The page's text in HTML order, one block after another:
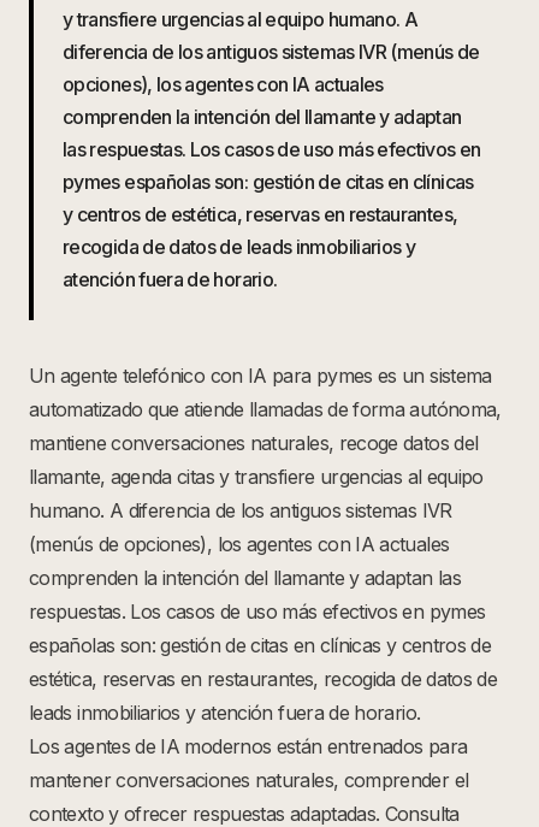
y transfiere urgencias al equipo humano. A
diferencia de los antiguos sistemas IVR (menús de
opciones), los agentes con IA actuales
comprenden la intención del llamante y adaptan
las respuestas. Los casos de uso más efectivos en
pymes españolas son: gestión de citas en clínicas
y centros de estética, reservas en restaurantes,
recogida de datos de leads inmobiliarios y
atención fuera de horario.
Un agente telefónico con IA para pymes es un sistema
automatizado que atiende llamadas de forma autónoma,
mantiene conversaciones naturales, recoge datos del
llamante, agenda citas y transfiere urgencias al equipo
humano. A diferencia de los antiguos sistemas IVR
(menús de opciones), los agentes con IA actuales
comprenden la intención del llamante y adaptan las
respuestas. Los casos de uso más efectivos en pymes
españolas son: gestión de citas en clínicas y centros de
estética, reservas en restaurantes, recogida de datos de
leads inmobiliarios y atención fuera de horario.
Los agentes de IA modernos están entrenados para
mantener conversaciones naturales, comprender el
contexto y ofrecer respuestas adaptadas. Consulta